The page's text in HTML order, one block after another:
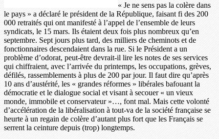
« Je ne sens pas la colère dans
le pays » a déclaré le président de la République, faisant fi des 200
000 retraités qui ont manifesté à l’appel de l’ensemble de leurs
syndicats, le 15 mars. Ils étaient deux fois plus nombreux qu’en
septembre. Sept jours plus tard, des milliers de cheminots et de
fonctionnaires descendaient dans la rue. Si le Président a un
problème d’odorat, peut-être devrait-il lire les notes de ses services
qui chiffraient, avec l’arrivée du printemps, les occupations, grèves,
défilés, rassemblements à plus de 200 par jour. Il faut dire qu’après
10 ans d’austérité, les « grandes réformes » libérales bafouant la
démocratie et le dialogue social et visant à secouer « un vieux
monde, immobile et conservateur »…, font mal. Mais cette volonté
d’accélération de la libéralisation à tout-va de la société française se
heurte à un regain de colère d’autant plus fort que les Français se
serrent la ceinture depuis (trop) longtemps.